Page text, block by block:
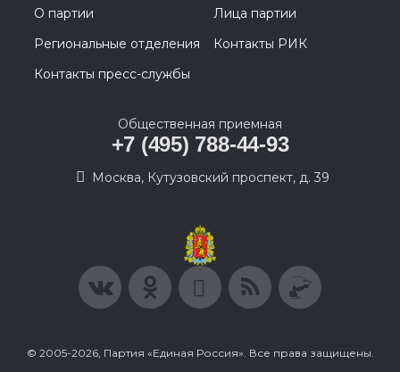
О партии
Лица партии
Региональные отделения
Контакты РИК
Контакты пресс-службы
Общественная приемная
+7 (495) 788-44-93
Москва, Кутузовский проспект, д. 39
© 2005-2026, Партия «Единая Россия». Все права защищены.